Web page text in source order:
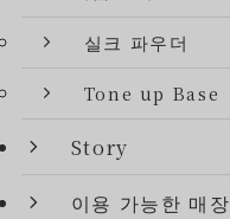
실크 파우더
Tone up Base
Story
이용 가능한 매장